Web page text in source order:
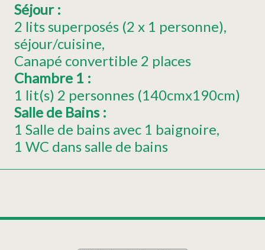
Séjour :
2 lits superposés (2 x 1 personne)
séjour/cuisine
Canapé convertible 2 places
Chambre 1 :
1 lit(s) 2 personnes (140cmx190cm)
Salle de Bains :
1 Salle de bains avec 1 baignoire
1 WC dans salle de bains